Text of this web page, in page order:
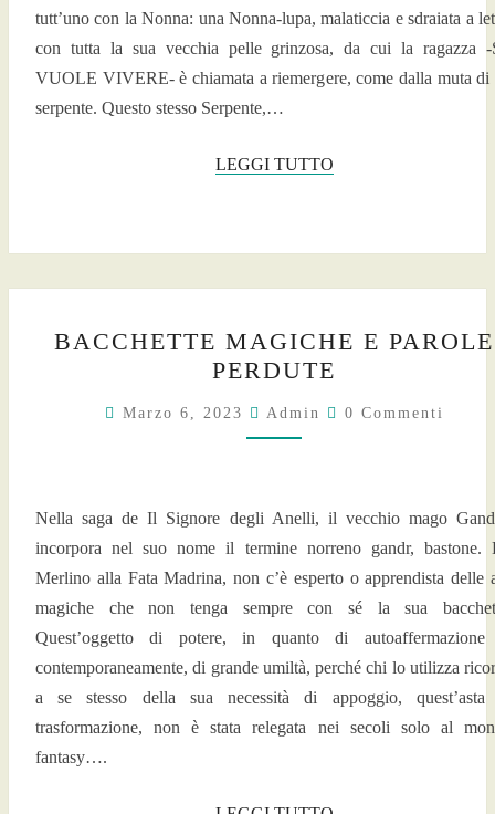
tutt’uno con la Nonna: una Nonna-lupa, malaticcia e sdraiata a
con tutta la sua vecchia pelle grinzosa, da cui la ragazza -
VUOLE VIVERE- è chiamata a riemergere, come dalla muta di
serpente. Questo stesso Serpente,…
LEGGI TUTTOLEGGI
MAGICHE
E
PAROLE
PERDUTE
BACCHETTE MAGICHE E PAROLE
PERDUTE
Marzo 6, 2023 Admin Commenti
0 Commenti
Nella saga de Il Signore degli Anelli, il vecchio mago
incorpora nel suo nome il termine norreno gandr, bastone.
Merlino alla Fata Madrina, non c’è esperto o apprendista delle
magiche che non tenga sempre con sé la sua
Quest’oggetto di potere, in quanto di
contemporaneamente, di grande umiltà, perché chi lo utilizza
a se stesso della sua necessità di appoggio,
trasformazione, non è stata relegata nei secoli solo al
fantasy….